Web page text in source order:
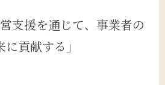
支援を通じて、事業者の
に貢献する」